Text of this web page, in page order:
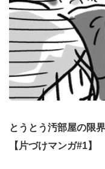
とうとう汚部屋の限
【片づけマンガ#1】